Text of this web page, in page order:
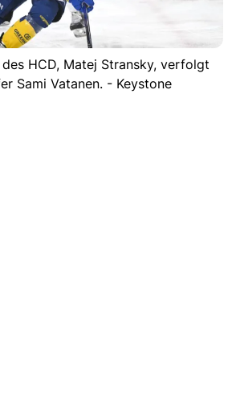
HCD, Matej Stransky, verfolgt
Sami Vatanen. - Keystone